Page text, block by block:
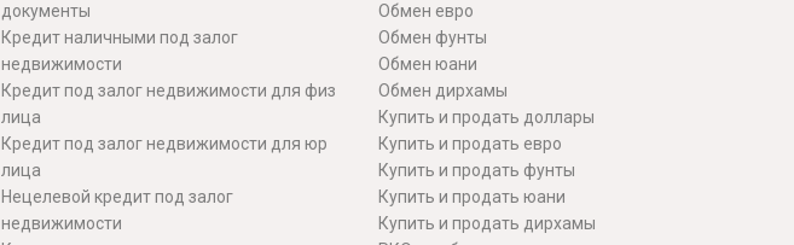
документы
Кредит наличными под залог
недвижимости
Кредит под залог недвижимости для физ
лица
Кредит под залог недвижимости для юр
лица
Нецелевой кредит под залог
недвижимости
Обмен евро
Обмен фунты
Обмен юани
Обмен дирхамы
Купить и продать доллары
Купить и продать евро
Купить и продать фунты
Купить и продать юани
Купить и продать дирхамы